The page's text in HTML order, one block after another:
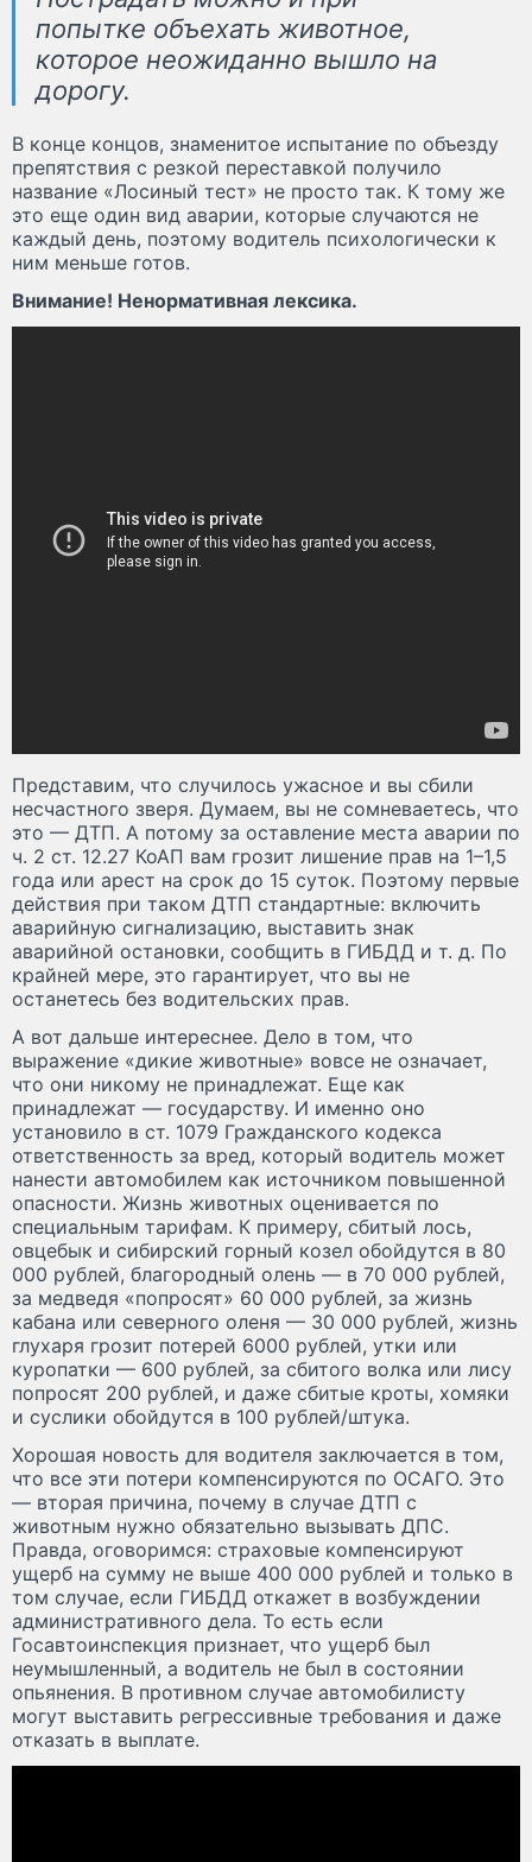
попытке объехать животное,
которое неожиданно вышло на
дорогу.
В конце концов, знаменитое испытание по объезду
препятствия с резкой переставкой получило
название «Лосиный тест» не просто так. К тому же
это еще один вид аварии, которые случаются не
каждый день, поэтому водитель психологически к
ним меньше готов.
Внимание! Ненормативная лексика.
Представим, что случилось ужасное и вы сбили
несчастного зверя. Думаем, вы не сомневаетесь, что
это — ДТП. А потому за оставление места аварии по
ч. 2 ст. 12.27 КоАП вам грозит лишение прав на 1–1,5
года или арест на срок до 15 суток. Поэтому первые
действия при таком ДТП стандартные: включить
аварийную сигнализацию, выставить знак
аварийной остановки, сообщить в ГИБДД и т. д. По
крайней мере, это гарантирует, что вы не
останетесь без водительских прав.
А вот дальше интереснее. Дело в том, что
выражение «дикие животные» вовсе не означает,
что они никому не принадлежат. Еще как
принадлежат — государству. И именно оно
установило в ст. 1079 Гражданского кодекса
ответственность за вред, который водитель может
нанести автомобилем как источником повышенной
опасности. Жизнь животных оценивается по
специальным тарифам. К примеру, сбитый лось,
овцебык и сибирский горный козел обойдутся в 80
000 рублей, благородный олень — в 70 000 рублей,
за медведя «попросят» 60 000 рублей, за жизнь
кабана или северного оленя — 30 000 рублей, жизнь
глухаря грозит потерей 6000 рублей, утки или
куропатки — 600 рублей, за сбитого волка или лису
попросят 200 рублей, и даже сбитые кроты, хомяки
и суслики обойдутся в 100 рублей/штука.
Хорошая новость для водителя заключается в том,
что все эти потери компенсируются по ОСАГО. Это
— вторая причина, почему в случае ДТП с
животным нужно обязательно вызывать ДПС.
Правда, оговоримся: страховые компенсируют
ущерб на сумму не выше 400 000 рублей и только в
том случае, если ГИБДД откажет в возбуждении
административного дела. То есть если
Госавтоинспекция признает, что ущерб был
неумышленный, а водитель не был в состоянии
опьянения. В противном случае автомобилисту
могут выставить регрессивные требования и даже
отказать в выплате.